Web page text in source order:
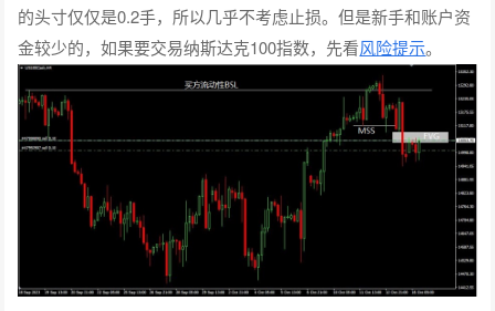
的头寸仅仅是0.2手，所以几乎不考虑止损。但是新手和账户资
金较少的，如果要交易纳斯达克100指数，先看风险提示。